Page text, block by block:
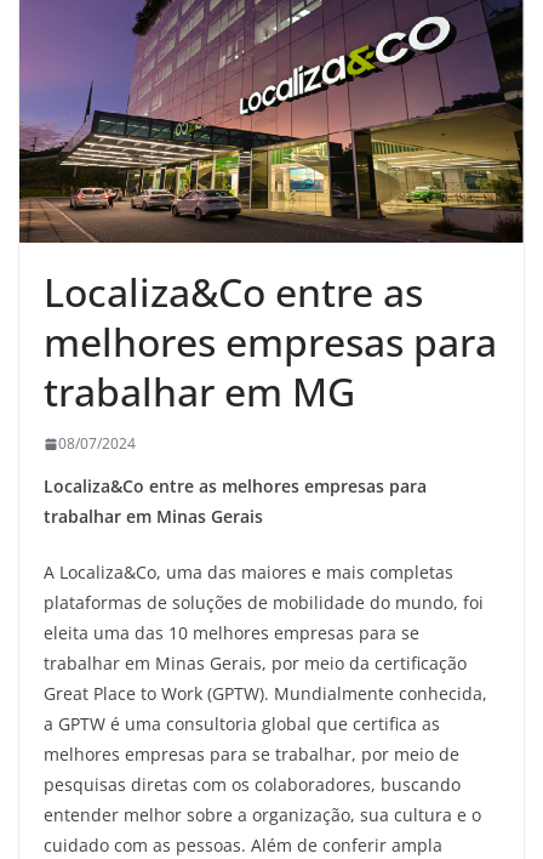
Localiza&Co entre as
melhores empresas para
trabalhar em MG
08/07/2024
Localiza&Co entre as melhores empresas para
trabalhar em Minas Gerais
A Localiza&Co, uma das maiores e mais completas
plataformas de soluções de mobilidade do mundo, foi
eleita uma das 10 melhores empresas para se
trabalhar em Minas Gerais, por meio da certificação
Great Place to Work (GPTW). Mundialmente conhecida,
a GPTW é uma consultoria global que certifica as
melhores empresas para se trabalhar, por meio de
pesquisas diretas com os colaboradores, buscando
entender melhor sobre a organização, sua cultura e o
cuidado com as pessoas. Além de conferir ampla